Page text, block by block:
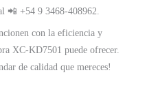
📲 +54 9 3468-408962.
con la eficiencia y
XC-KD7501 puede ofrecer.
de calidad que mereces!